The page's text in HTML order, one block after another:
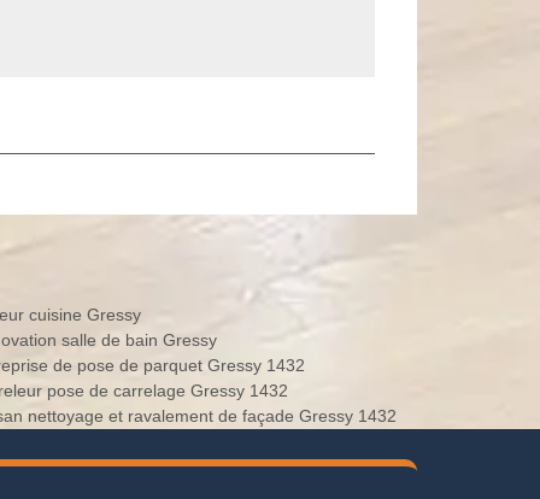
cuisine Gressy
salle de bain Gressy
de pose de parquet Gressy 1432
pose de carrelage Gressy 1432
nettoyage et ravalement de façade Gressy 1432